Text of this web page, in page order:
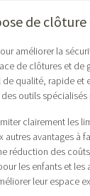
de clôture
améliorer la
de clôtures et
qualité, rapide
outils
clairement les
avantages à
réduction des
les enfants et
leur espace